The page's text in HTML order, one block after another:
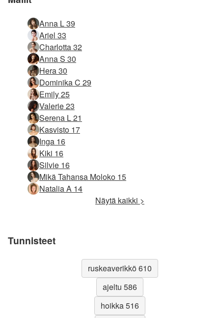
Anna L 39
Ariel 33
Charlotta 32
Anna S 30
Hera 30
Dominika C 29
Emily 25
Valerie 23
Serena L 21
Kasvisto 17
Inga 16
Kiki 16
Silvie 16
Mikä Tahansa Moloko 15
Natalia A 14
Näytä kaikki >
Tunnisteet
ruskeaverikkö 610
ajeltu 586
hoikka 516